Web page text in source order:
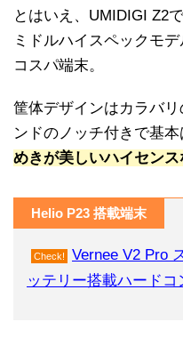
とはいえ、UMIDIGI Z2
ミドルハイスペックモ
コスパ端末。
筐体デザインはカラバ
ンドのノッチ付きで基本
めきが美しいハイセン
Helio P23 搭載端末
Check!
Vernee V2 Pro
ッテリー搭載ハード